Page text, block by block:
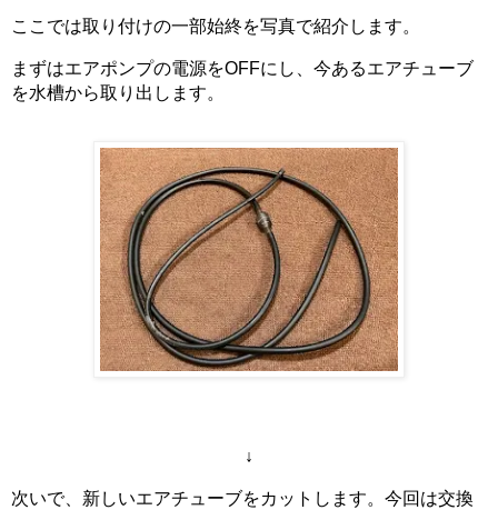
ここでは取り付けの一部始終を写真で紹介します。
まずはエアポンプの電源をOFFにし、今あるエアチューブ
を水槽から取り出します。
↓
次いで、新しいエアチューブをカットします。今回は交換